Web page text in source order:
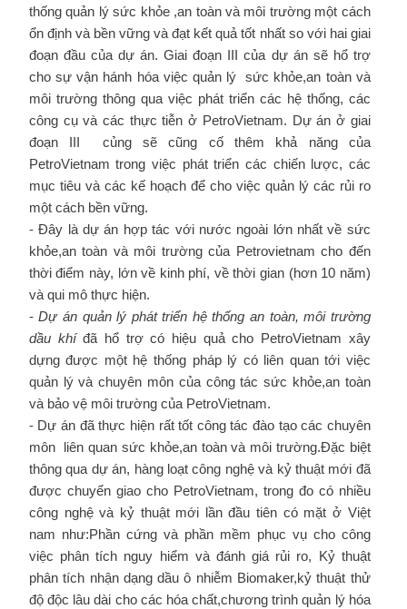
thống quản lý sức khỏe ,an toàn và môi trường một cách
ổn định và bền vững và đạt kết quả tốt nhất so với hai giai
đoạn đầu của dự án. Giai đoạn III của dự án sẽ hổ trợ
cho sự vận hánh hóa việc quản lý sức khỏe,an toàn và
môi trường thông qua việc phát triển các hệ thống, các
công cụ và các thực tiễn ở PetroVietnam. Dự án ở giai
đoạn III củng sẽ cũng cố thêm khả năng của
PetroVietnam trong việc phát triển các chiến lược, các
mục tiêu và các kế hoạch để cho việc quản lý các rủi ro
một cách bền vững.
- Đây là dự án hợp tác với nước ngoài lớn nhất về sức
khỏe,an toàn và môi trường của Petrovietnam cho đến
thời điểm này, lớn về kinh phí, về thời gian (hơn 10 năm)
và qui mô thực hiện.
-Dự án quản lý phát triển hệ thống an toàn, môi trường
dầu khíđã hổ trợ có hiệu quả cho PetroVietnam xây
dựng được một hệ thống pháp lý có liên quan tới việc
quản lý và chuyên môn của công tác sức khỏe,an toàn
và bảo vệ môi trường của PetroVietnam.
- Dự án đã thực hiện rất tốt công tác đào tạo các chuyên
môn liên quan sức khỏe,an toàn và môi trường.Đặc biệt
thông qua dự án, hàng loạt công nghệ và kỷ thuật mới đã
được chuyển giao cho PetroVietnam, trong đo có nhiều
công nghệ và kỷ thuật mới lần đầu tiên có mặt ở Việt
nam như:Phần cứng và phần mềm phục vụ cho công
việc phân tích nguy hiểm và đánh giá rủi ro, Kỷ thuật
phân tích nhận dạng dầu ô nhiễm Biomaker,kỷ thuật thử
độ độc lâu dài cho các hóa chất,chương trình quản lý hóa